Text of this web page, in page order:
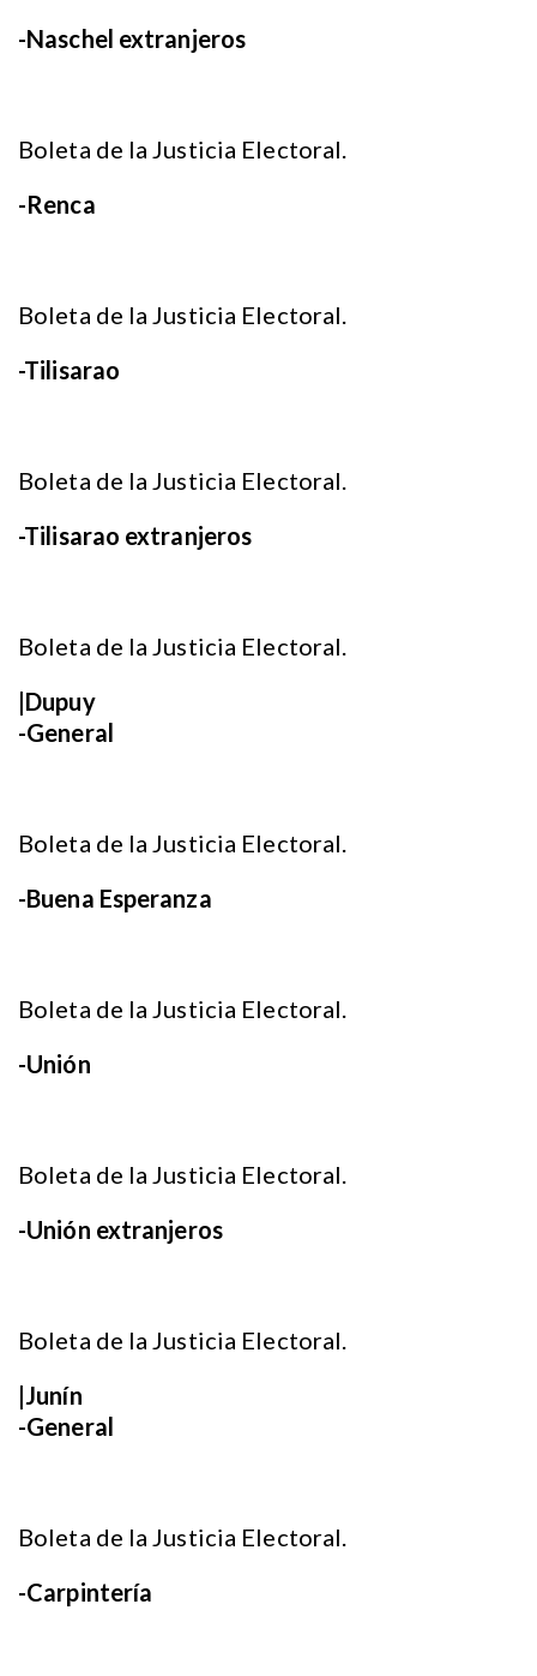
-Naschel extranjeros
Boleta de la Justicia Electoral.
-Renca
Boleta de la Justicia Electoral.
-Tilisarao
Boleta de la Justicia Electoral.
-Tilisarao extranjeros
Boleta de la Justicia Electoral.
|Dupuy
-General
Boleta de la Justicia Electoral.
-Buena Esperanza
Boleta de la Justicia Electoral.
-Unión
Boleta de la Justicia Electoral.
-Unión extranjeros
Boleta de la Justicia Electoral.
|Junín
-General
Boleta de la Justicia Electoral.
-Carpintería